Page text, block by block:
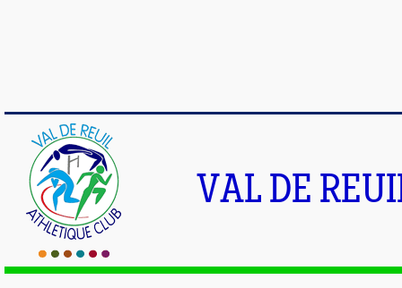
VAL DE